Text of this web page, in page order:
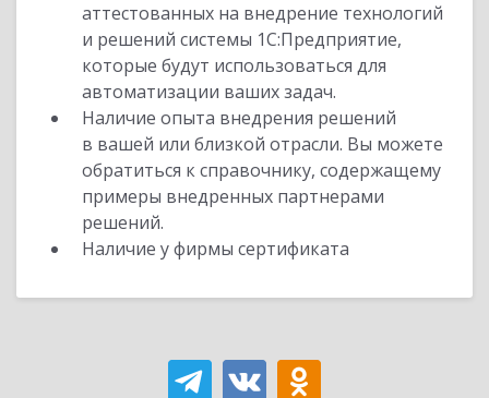
аттестованных на внедрение технологий
и решений системы 1С:Предприятие,
которые будут использоваться для
автоматизации ваших задач.
Наличие опыта внедрения решений
в вашей или близкой отрасли. Вы можете
обратиться к справочнику, содержащему
примеры внедренных партнерами
решений.
Наличие у фирмы сертификата